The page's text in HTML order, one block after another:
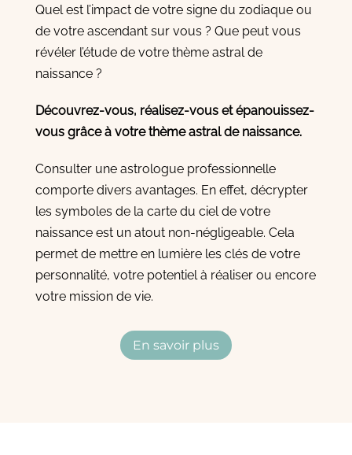
Quel est l’impact de votre signe du zodiaque ou
de votre ascendant sur vous ? Que peut vous
révéler l’étude de votre thème astral de
naissance ?
Découvrez-vous, réalisez-vous et épanouissez-
vous grâce à votre thème astral de naissance.
Consulter une astrologue professionnelle
comporte divers avantages. En effet, décrypter
les symboles de la carte du ciel de votre
naissance est un atout non-négligeable. Cela
permet de mettre en lumière les clés de votre
personnalité, votre potentiel à réaliser ou encore
votre mission de vie.
En savoir plus